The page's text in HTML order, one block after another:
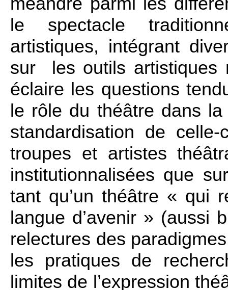
le spectacle
artistiques, intégrant
sur les outils artistiques
éclaire les questions
le rôle du théâtre dans
standardisation de
troupes et artistes
institutionnalisées que
tant qu’un théâtre « qui
langue d’avenir » (aussi
relectures des
les pratiques de
limites de l’expression